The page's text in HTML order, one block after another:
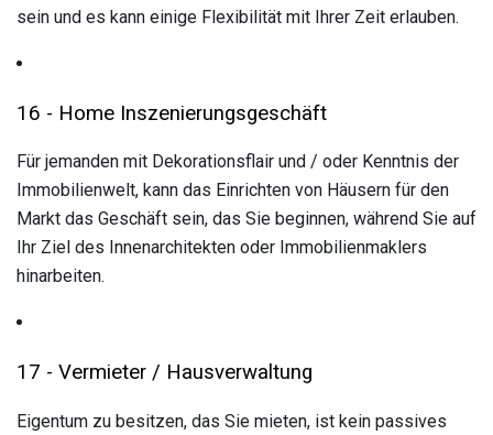
sein und es kann einige Flexibilität mit Ihrer Zeit erlauben.
16 - Home Inszenierungsgeschäft
Für jemanden mit Dekorationsflair und / oder Kenntnis der
Immobilienwelt, kann das Einrichten von Häusern für den
Markt das Geschäft sein, das Sie beginnen, während Sie auf
Ihr Ziel des Innenarchitekten oder Immobilienmaklers
hinarbeiten.
17 - Vermieter / Hausverwaltung
Eigentum zu besitzen, das Sie mieten, ist kein passives